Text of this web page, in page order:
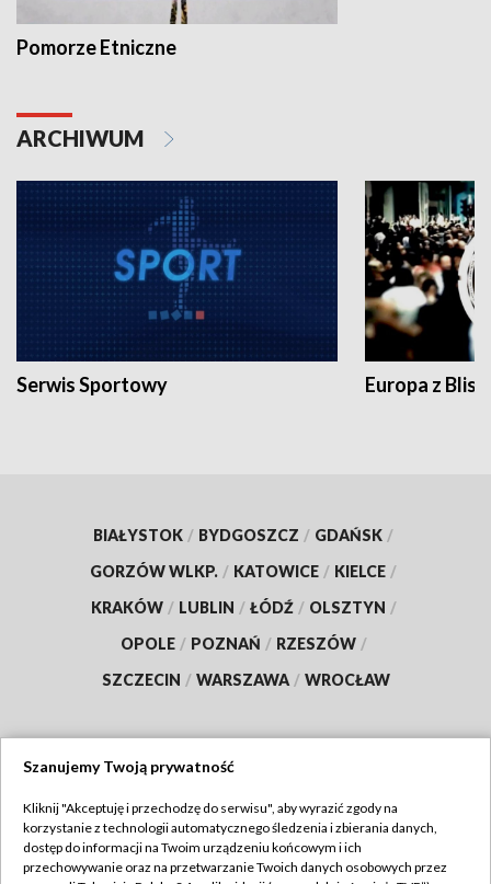
Pomorze Etniczne
ARCHIWUM
Serwis Sportowy Europa z
BIAŁYSTOK / BYDGOSZCZ / GDAŃSK /
GORZÓW WLKP. / KATOWICE / KIELCE /
KRAKÓW / LUBLIN / ŁÓDŹ / OLSZTYN /
OPOLE / POZNAŃ / RZESZÓW /
SZCZECIN / WARSZAWA / WROCŁAW
TVP
Abonament TVP
Regulamin TVP
Szanujemy Twoją prywatność
Kliknij "Akceptuję i przechodzę do serwisu", aby wyrazić zgody na
korzystanie z technologii automatycznego śledzenia i zbierania danych,
dostęp do informacji na Twoim urządzeniu końcowym i ich
przechowywanie oraz na przetwarzanie Twoich danych osobowych przez